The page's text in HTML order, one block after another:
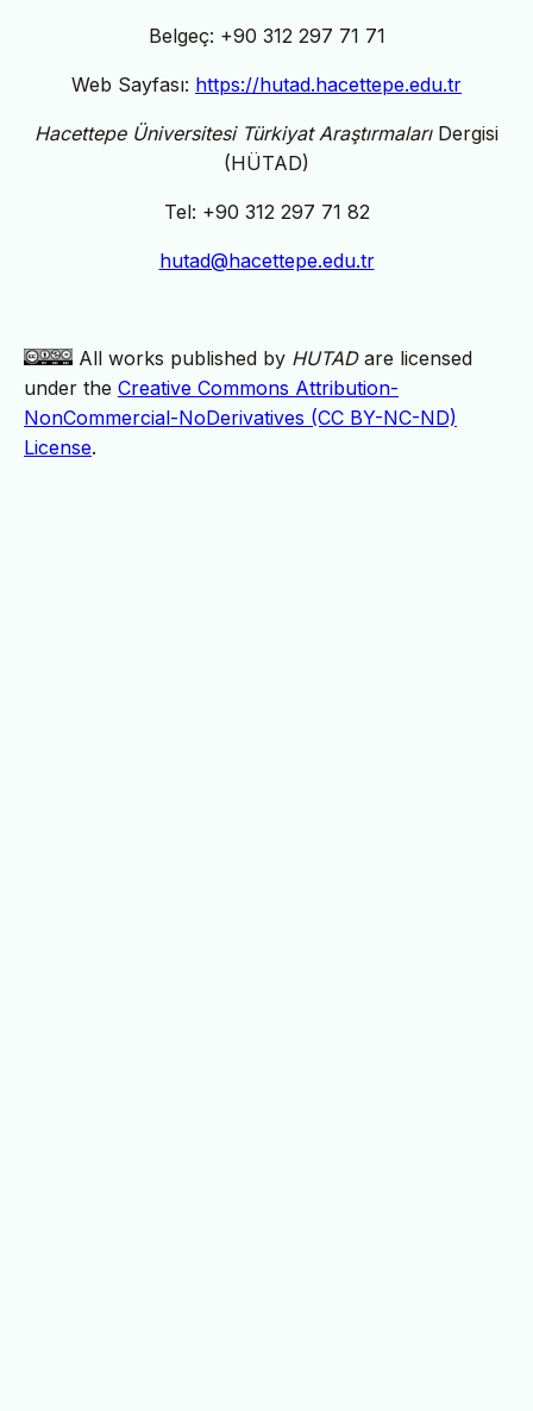
Belgeç: +90 312 297 71 71
Web Sayfası: https://hutad.hacettepe.edu.tr
Hacettepe Üniversitesi Türkiyat AraştırmalarıDergisi
(HÜTAD)
Tel: +90 312 297 71 82
hutad@hacettepe.edu.tr
All works published by HUTADare licensed
under the Creative Commons Attribution-
NonCommercial-NoDerivatives (CC BY-NC-ND)
License.